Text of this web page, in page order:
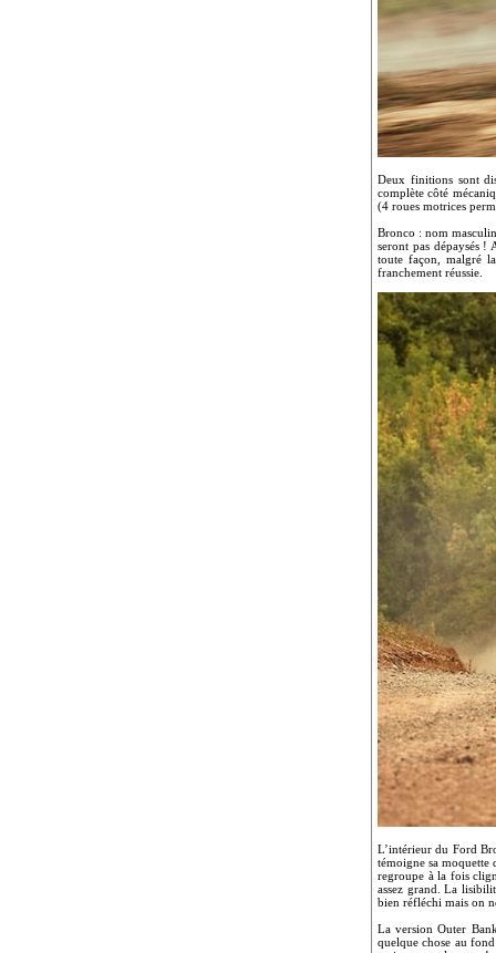
Deux finitions sont
complète côté
(4 roues motrices
Bronco : nom
seront pas dépaysés !
toute façon, malgré
franchement réussie.
L’intérieur du Ford
témoigne sa
regroupe à la fois
assez grand. La
bien réfléchi mais on
La version Outer
quelque chose au